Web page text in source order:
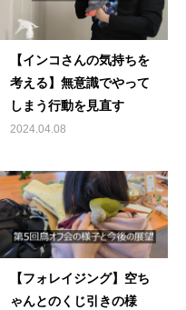
【インコさんの気持ちを
考える】無意識でやって
しまう行動を見直す
2024.04.08
【フォレイジング】空ち
ゃんとのくじ引きの様